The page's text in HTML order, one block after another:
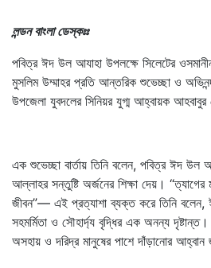
লন্ডন বাংলা ডেস্কঃঃ
পবিত্র ঈদ উল আযাহা উপলক্ষে সিলেটের
মুসলিম উম্মাহর প্রতি আন্তরিক শুভেচ্ছা ও
উপজেলা যুবদলের সিনিয়র যুগ্ম আহ্বায়ক
এক শুভেচ্ছা বার্তায় তিনি বলেন, পবিত্র ঈদ উল
আল্লাহর সন্তুষ্টি অর্জনের শিক্ষা দেয়।
জীবন”— এই প্রত্যাশা ব্যক্ত করে তিনি বলেন,
সহমর্মিতা ও সৌহার্দ্য বৃদ্ধির এক অনন্য দৃষ্টান্ত।
অসহায় ও দরিদ্র মানুষের পাশে দাঁড়ানোর আহ্বান